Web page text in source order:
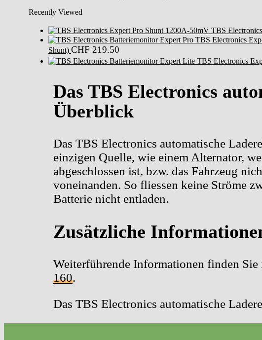
Recently Viewed
TBS
TBS Electronics
Shunt) CHF 219.50
TBS Electronics
Das TBS Electronics
Überblick
Das TBS Electronics automatische
einzigen Quelle, wie einem Alternator,
abgeschlossen ist, bzw. das Fahrzeug
voneinanden. So fliessen keine Ströme
Batterie nicht entladen.
Zusätzliche
Weiterführende Informationen finden Sie
160.
Das TBS Electronics automatische